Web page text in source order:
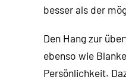
besser als der
Den Hang zur
ebenso wie
Persönlichkeit.